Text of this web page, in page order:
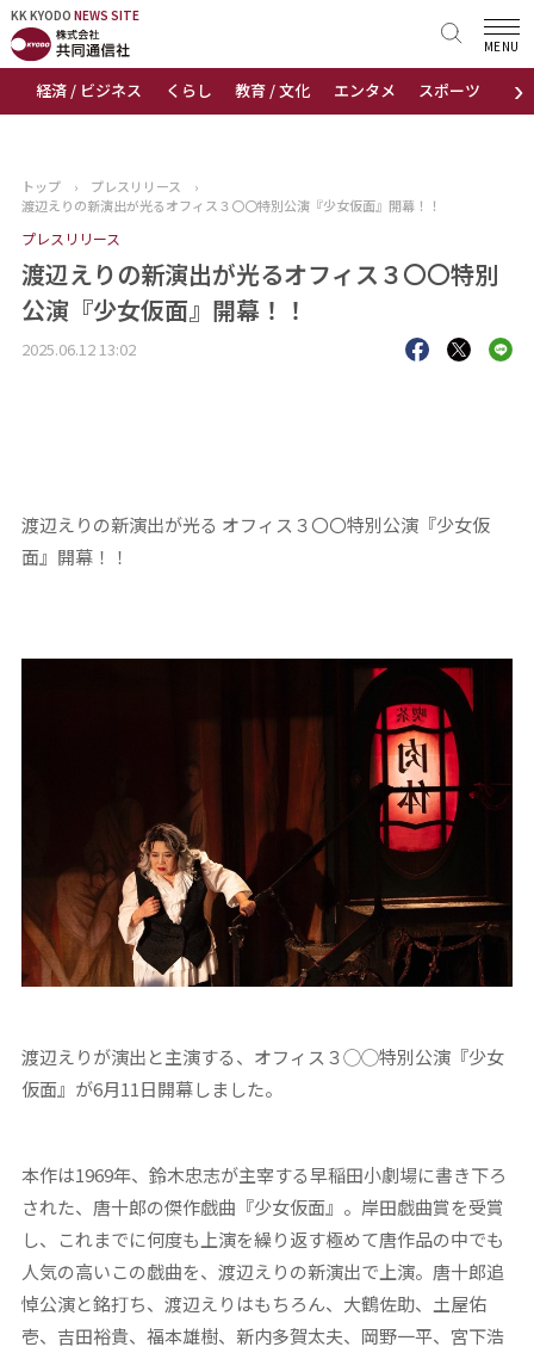
KK KYODO NEWS SITE
›
経済 / ビジネス くらし 教育 / 文化 エンタメ スポーツ 地域
MENU
KK KYODONEWS SITE
トップページ
ニュース
おすすめコンテンツ
出版物
トップ › プレスリリース
›
渡辺えりの新演出が光るオフィス３〇〇特別公演『少女仮面』開幕！！
プレスリリース
渡辺えりの新演出が光るオフィス３〇〇特別
公演『少女仮面』開幕！！
2025.06.12 13:02
渡辺えりの新演出が光る オフィス３〇〇特別公演『少女仮
面』開幕！！
渡辺えりが演出と主演する、オフィス３◯◯特別公演『少女
仮面』が6月11日開幕しました。
本作は1969年、鈴木忠志が主宰する早稲田小劇場に書き下ろ
された、 唐十郎の傑作戯曲 『少女仮面』 。岸田戯曲賞を受賞
し、これまでに何度も上演を繰り返す極めて唐作品の中でも
人気の高いこの戯曲を、 渡辺えりの新演出で上演。唐十郎追
悼公演と銘打ち、渡辺えりはもちろん、 大鶴佐助、 土屋佑
壱、 吉田裕貴、 福本雄樹、 新内多賀太夫、 岡野一平、宮下浩